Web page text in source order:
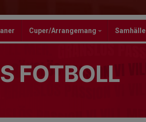
Cuper/Arrangemang Samhälle
FOTBOLL